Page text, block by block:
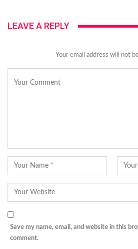
LEAVE A REPLY
Your email address will not
Save my name, email, and website in this
comment.